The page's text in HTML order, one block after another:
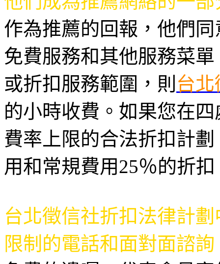
作為推薦的回報，他們
免費服務和其他服務菜
或折扣服務範圍，則 台
的小時收費。如果您在
費率上限的合法折扣計
用和常規費用25％的折扣
台北徵信社折扣法律計
限制的電話和面對面諮詢